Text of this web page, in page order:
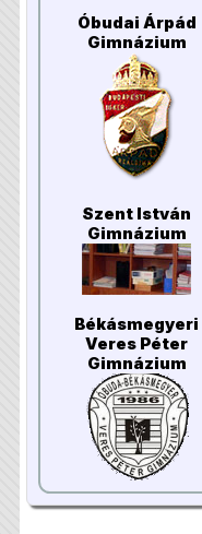
Óbudai Árpád
Gimnázium
Szent István
Gimnázium
Békásmegyeri
Veres Péter
Gimnázium